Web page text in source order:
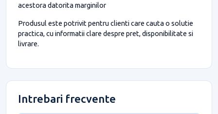
acestora datorita marginilor
Produsul este potrivit pentru clienti care cauta o solutie
practica, cu informatii clare despre pret, disponibilitate si
livrare.
Intrebari frecvente